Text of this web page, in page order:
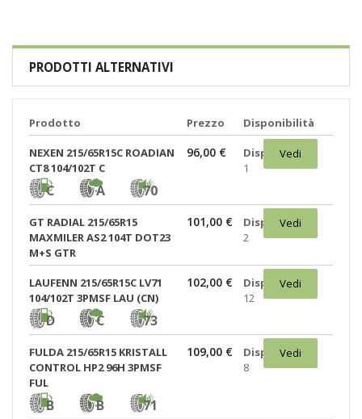
PRODOTTI ALTERNATIVI
Prodotto Prezzo Disponibilità
NEXEN 215/65R15C ROADIAN
CT8 104/102T C
C A 70
96,00 €
Disponibili:
1
Vedi
GT RADIAL 215/65R15
MAXMILER AS2 104T DOT23
M+S GTR
101,00 €
Disponibili:
2
Vedi
LAUFENN 215/65R15C LV71
104/102T 3PMSF LAU (CN)
D C 73
102,00 €
Disponibili:
12
Vedi
FULDA 215/65R15 KRISTALL
CONTROL HP2 96H 3PMSF
FUL
B B 71
109,00 €
Disponibili:
8
Vedi